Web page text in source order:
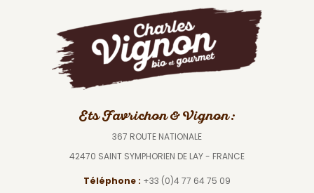
Ets Favrichon & Vignon :
367 ROUTE NATIONALE
42470 SAINT SYMPHORIEN DE LAY - FRANCE
Téléphone : +33 (0)4 77 64 75 09